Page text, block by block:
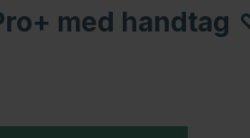
med handtag